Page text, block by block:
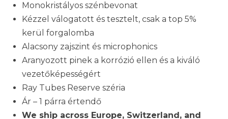
Monokristályos szénbevonat
Kézzel válogatott és tesztelt, csak a top 5%
kerül forgalomba
Alacsony zajszint és microphonics
Aranyozott pinek a korrózió ellen és a kiváló
vezetőképességért
Ray Tubes Reserve széria
Ár – 1 párra értendő
We ship across Europe, Switzerland, and